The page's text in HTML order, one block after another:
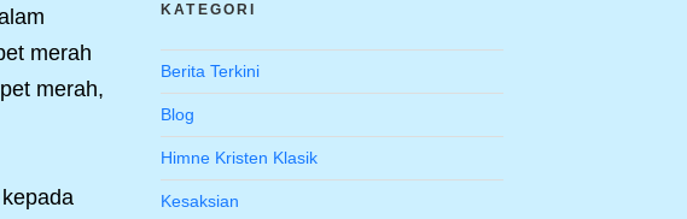
merah
merah,
KATEGORI
Berita Terkini
Blog
Himne Kristen Klasik
Kesaksian